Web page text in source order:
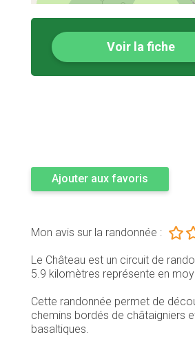
Voir la fiche
Ajouter aux favoris
Mon avis sur la randonnée :
Le Château est un circuit de
5.9 kilomètres représente en
Cette randonnée permet de
chemins bordés de châtaigniers
basaltiques.